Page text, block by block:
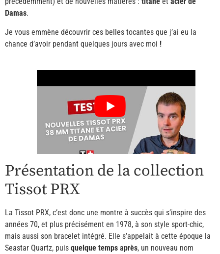
Damas.
Je vous emmène découvrir ces belles tocantes que j’ai eu la
chance d’avoir pendant quelques jours avec moi !
Présentation de la collection
Tissot PRX
La Tissot PRX, c’est donc une montre à succès qui s’inspire des
années 70, et plus précisément en 1978, à son style sport-chic,
mais aussi son bracelet intégré. Elle s’appelait à cette époque la
Seastar Quartz, puis quelque temps après, un nouveau nom